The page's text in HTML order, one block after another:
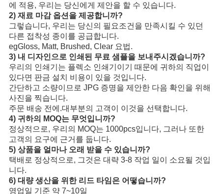
에 적용, 우리는 당신에게 제안을 할 수 있습니다.
2) 재료 마감 옵션을 제공합니까?
그렇습니다, 우리는 당신의 필요조건을 만족시킬 수 있던
다른 접착성 종이를 공급합니다.
egGloss, Matt, Brushed, Clear 요법.
3) 내 디자인으로 인쇄된 무료 샘플을 보내주시겠습니까?
우리의 인쇄기는 플렉소 인쇄기이기 때문에 귀하의 직업이
있다면 판금 설치 비용이 있을 것입니다.
간단하고 소량이므로 JPG 증명을 제안한 다음 확인을 위해
사진을 찍습니다.
주문 배송 전에.대부분의 고객이 이것을 선택합니다.
4) 귀하의 MOQ는 무엇입니까?
정상적으로, 우리의 MOQ는 1000pcs입니다, 그러나 또한
고객의 요구에 근거를 둡니다.
5) 상품을 얼마나 오래 받을 수 있습니까?
택배로 정상적으로, 그것은 대략 3-8 작업 일이 소요될 것입
니다.
6) 대량 생산을 위한 리드 타임은 어떻습니까?
영업일 기준 약 7~10일